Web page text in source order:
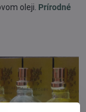
oleji. Prírodné